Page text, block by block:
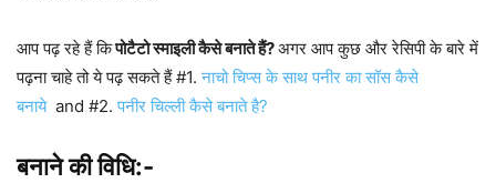
आप पढ़ रहे हैं किपोटैटो स्माइली कैसे बनाते हैं?अगर आप कुछ और रेसिपी के बारे में
पढ़ना चाहे तो ये पढ़ सकते हैं #1.नाचो चिप्स के साथ पनीर का सॉस कैसे
बनायेand #2.पनीर चिल्ली कैसे बनाते है?
बनानेकीविधि:-